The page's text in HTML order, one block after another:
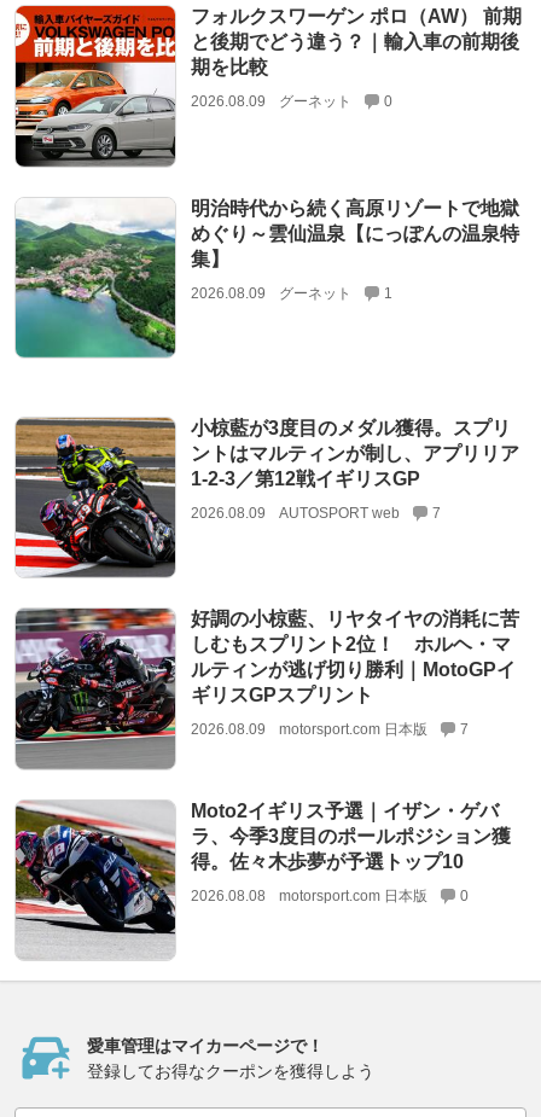
フォルクスワーゲン ポロ（AW） 前期
と後期でどう違う？｜輸入車の前期後
期を比較
2026.08.09 グーネット 0
明治時代から続く高原リゾートで地獄
めぐり～雲仙温泉【にっぽんの温泉特
集】
2026.08.09 グーネット 1
小椋藍が3度目のメダル獲得。スプリ
ントはマルティンが制し、アプリリア
1-2-3／第12戦イギリスGP
2026.08.09 AUTOSPORT web 7
好調の小椋藍、リヤタイヤの消耗に苦
しむもスプリント2位！ ホルヘ・マ
ルティンが逃げ切り勝利｜MotoGPイ
ギリスGPスプリント
2026.08.09 motorsport.com 日本版 7
Moto2イギリス予選｜イザン・ゲバ
ラ、今季3度目のポールポジション獲
得。佐々木歩夢が予選トップ10
2026.08.08 motorsport.com 日本版 0
愛車管理はマイカーページで！
登録してお得なクーポンを獲得しよう